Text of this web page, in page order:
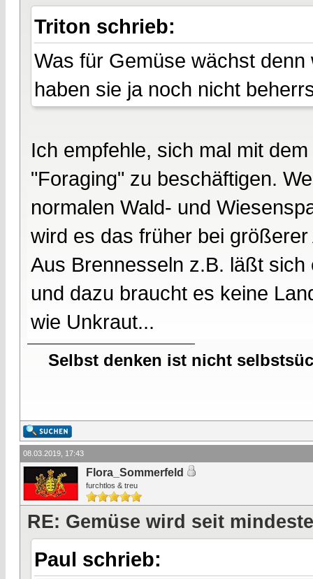
Triton schrieb:
Was für Gemüse wächst
haben sie ja noch nicht
Ich empfehle, sich mal mit
"Foraging" zu beschäftigen.
normalen Wald- und
wird es das früher bei
Aus Brennesseln z.B. läßt
und dazu braucht es keine
wie Unkraut...
Selbst denken ist nicht
08.03.2019, 17:43
Flora_Sommerfeld
furchtlos & treu
RE: Gemüse wird seit
Paul schrieb: